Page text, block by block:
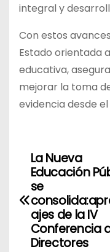
integral y
Con estos
Estado orientada
educativa,
mejorar la toma
evidencia desde
N
a
La Nueva
Educación
se
ajes de la IV
Conferencia
Directores